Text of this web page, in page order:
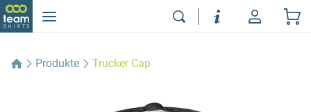
Produkte Trucker Cap